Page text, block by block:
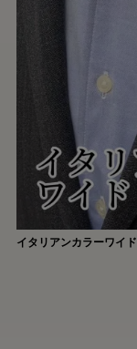
イタリアンカラーワイド